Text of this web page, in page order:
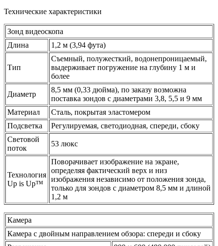
Технические характеристики
Зонд видеоскопа
Длина
1,2 м (3,94 фута)
Тип
Съемный, полужесткий, водонепроницаемый,
выдерживает погружение на глубину 1 м и
более
Диаметр
8,5 мм (0,33 дюйма), по заказу возможна
поставка зондов с диаметрами 3,8, 5,5 и 9 мм
Материал
Сталь, покрытая эластомером
Подсветка
Регулируемая, светодиодная, спереди, сбоку
Световой
поток
53 люкс
Технология
Up is Up™
Поворачивает изображение на экране,
определяя фактический верх и низ
изображения независимо от положения зонда,
только для зондов с диаметром 8,5 мм и длиной
1,2 м
Камера
Камера с двойным направлением обзора: спереди и сбоку